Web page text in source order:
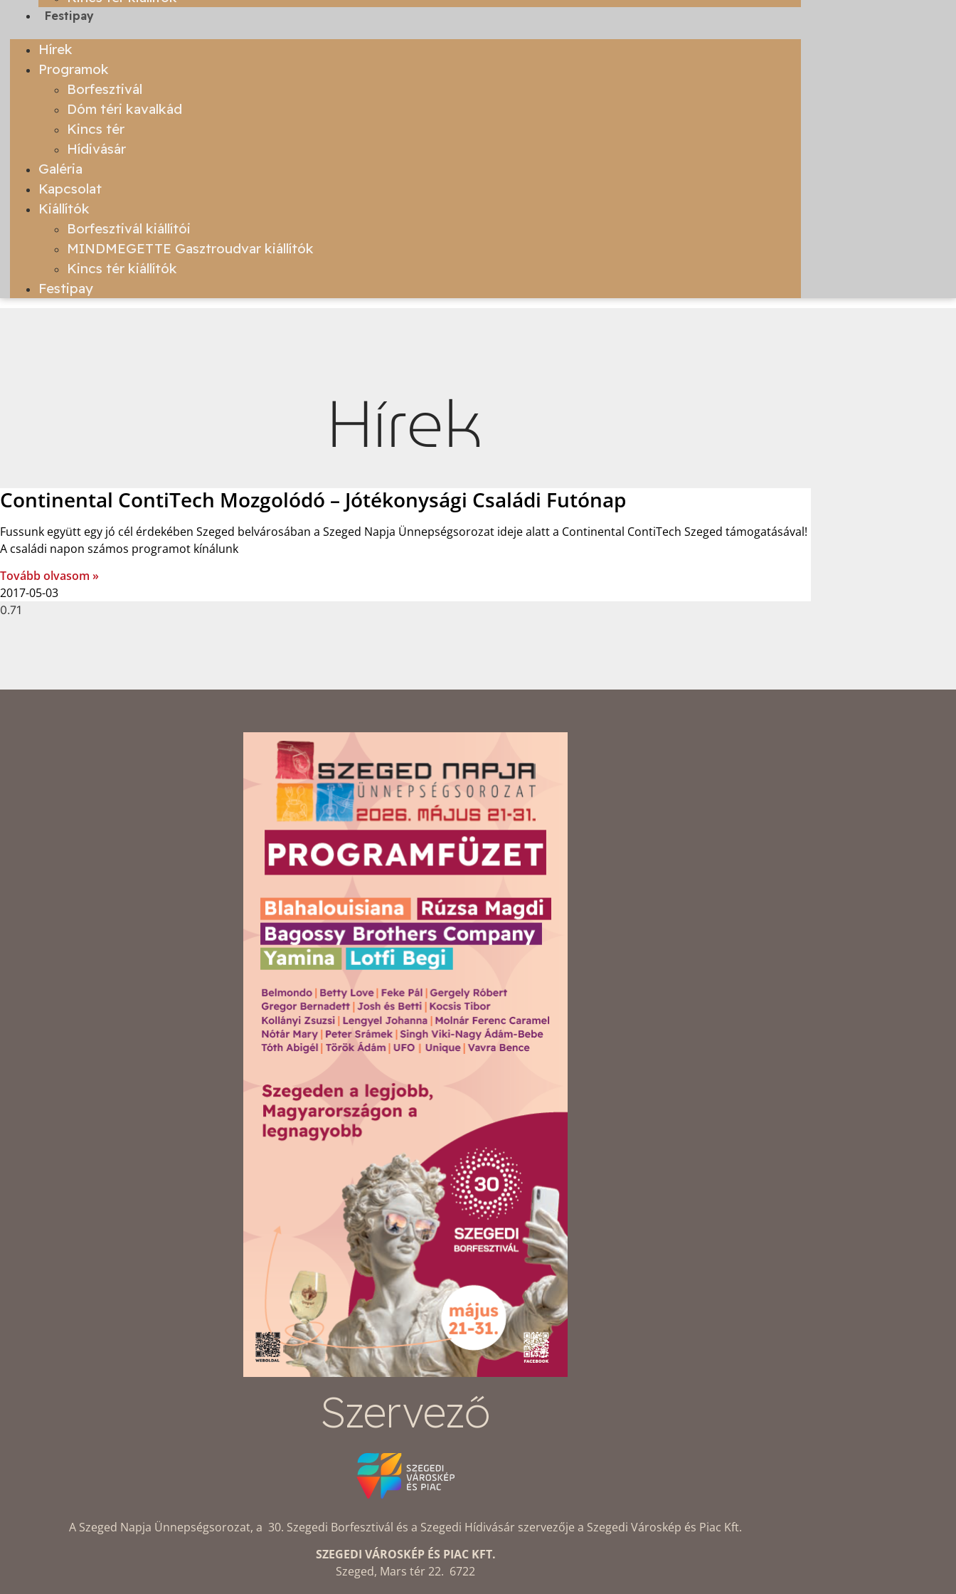
Festipay
Hírek
Programok
Borfesztivál
Dóm téri kavalkád
Kincs tér
Hídivásár
Galéria
Kapcsolat
Kiállítók
Borfesztivál kiállítói
MINDMEGETTE Gasztroudvar kiállítók
Kincs tér kiállítók
Festipay
Hírek
Continental ContiTech Mozgolódó – Jótékonysági Családi Futónap
Fussunk együtt egy jó cél érdekében Szeged belvárosában a Szeged Napja Ünnepségsorozat ideje alatt a Continental ContiTech Szeged támogatásával!
A családi napon számos programot kínálunk
Tovább olvasom »
2017-05-03
Szervező
A Szeged Napja Ünnepségsorozat, a 30. Szegedi Borfesztivál és a Szegedi Hídivásár szervezője a Szegedi Városkép és Piac Kft.
SZEGEDI VÁROSKÉP ÉS PIAC KFT.
Szeged, Mars tér 22. 6722